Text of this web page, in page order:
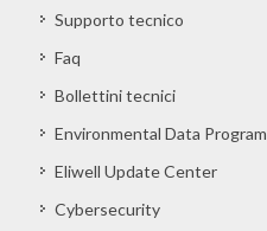
Supporto tecnico
Faq
Bollettini tecnici
Environmental Data Program
Eliwell Update Center
Cybersecurity